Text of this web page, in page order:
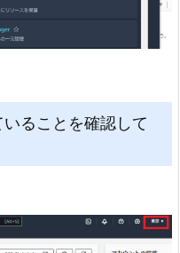
ることを確認して